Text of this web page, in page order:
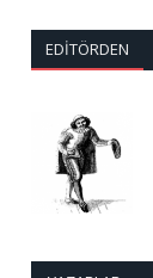
EDITÖRDEN